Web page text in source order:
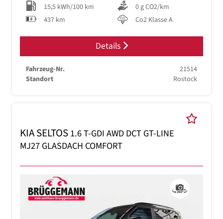
15,5 kWh/100 km
0 g CO2/km
437 km
Co2 Klasse A
Details
Fahrzeug-Nr.
21514
Standort
Rostock
KIA SELTOS1.6 T-GDI AWD DCT GT-LINE
MJ27 GLASDACH COMFORT